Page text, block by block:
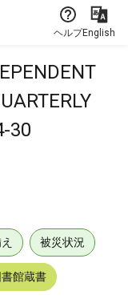
ヘルプEnglish
30
被災状況
館蔵書